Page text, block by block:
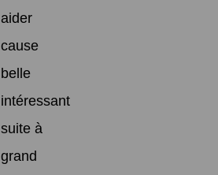
aider
cause
belle
intéressant
suite à
grand